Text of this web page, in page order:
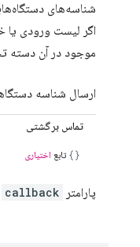
شناسه‌های
اگر لیست ورودی یا
موجود در آن دسته
ارسال شناسه
تماس برگشتی
تابع اختیاری
پارامتر callback